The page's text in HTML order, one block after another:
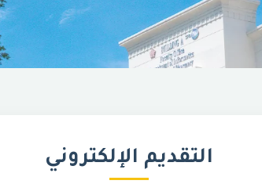
التقديم الإلكتروني